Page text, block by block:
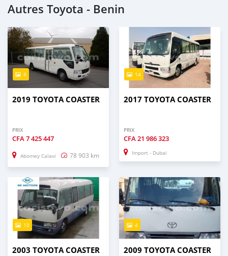
Autres Toyota - Benin
8
2019 TOYOTA COASTER
PRIX
CFA7 425 447
Abomey Calavi 78 903 km
14
2017 TOYOTA COASTER
PRIX
CFA21 986 323
Import - Dubai
10
2003 TOYOTA COASTER
4
2009 TOYOTA COASTER